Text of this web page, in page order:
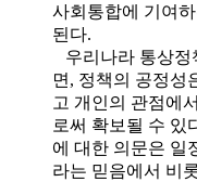
사회통합에 기여
된다.
우리나라 통상정
면, 정책의 공정성
고 개인의 관점에
로써 확보될 수 있
에 대한 의문은 일
라는 믿음에서 비